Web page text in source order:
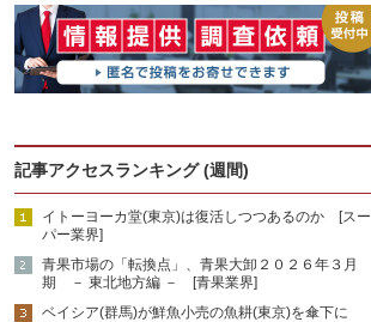
記事アクセスランキング (週間)
イトーヨーカ堂(東京)は復活しつつあるのか [スー
パー業界]
青果市場の「転換点」、青果大卸２０２６年３月
期 － 東北地方編 － [青果業界]
ベイシア(群馬)が鮮魚小売の魚耕(東京)を傘下に